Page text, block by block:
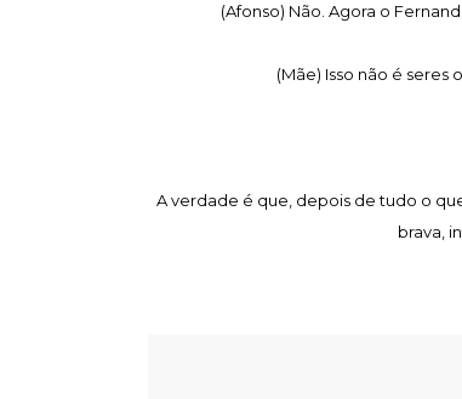
(Afonso) Não. Agora o
(Mãe) Isso não é seres
A verdade é que, depois de tudo o
brava,